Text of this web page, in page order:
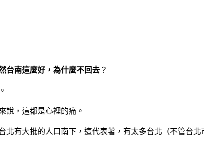
台南這麼好，為什麼不回去 ？
說，這都是心裡的痛。
北有大批的人口南下，這代表著，有太多台北（不管台